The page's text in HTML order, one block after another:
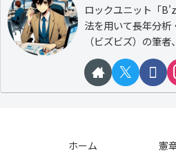
ロックユニット「
法を用いて長年分析
（ビズビズ）の筆者
ホーム 憲